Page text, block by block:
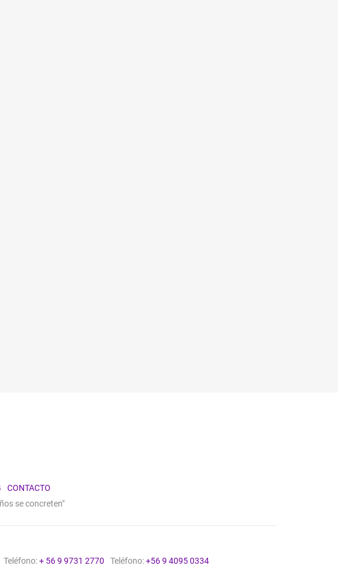
CONTACTO
se concreten"
Teléfono:+ 56 9 9731 2770 Teléfono:+56 9 4095 0334